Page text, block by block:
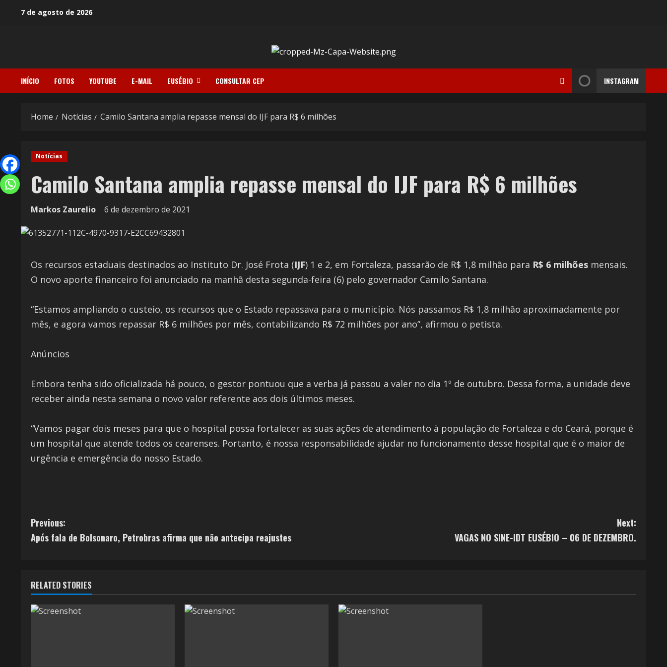
7 de agosto de 2026
INÍCIO FOTOS YOUTUBE E-MAIL EUSÉBIO CONSULTAR CEP INSTAGRAM
Home Notícias Camilo Santana amplia repasse mensal do IJF para R$ 6 milhões
Notícias
Camilo Santana amplia repasse mensal do IJF para R$ 6 milhões
Markos Zaurelio 6 de dezembro de 2021
Os recursos estaduais destinados ao Instituto Dr. José Frota (IJF) 1 e 2, em Fortaleza, passarão de R$ 1,8 milhão para R$ 6 milhões mensais.
O novo aporte financeiro foi anunciado na manhã desta segunda-feira (6) pelo governador Camilo Santana.
“Estamos ampliando o custeio, os recursos que o Estado repassava para o município. Nós passamos R$ 1,8 milhão aproximadamente por
mês, e agora vamos repassar R$ 6 milhões por mês, contabilizando R$ 72 milhões por ano”, afirmou o petista.
Anúncios
Embora tenha sido oficializada há pouco, o gestor pontuou que a verba já passou a valer no dia 1º de outubro. Dessa forma, a unidade deve
receber ainda nesta semana o novo valor referente aos dois últimos meses.
“Vamos pagar dois meses para que o hospital possa fortalecer as suas ações de atendimento à população de Fortaleza e do Ceará, porque é
um hospital que atende todos os cearenses. Portanto, é nossa responsabilidade ajudar no funcionamento desse hospital que é o maior de
urgência e emergência do nosso Estado.
Previous:
Após fala de Bolsonaro, Petrobras afirma que não antecipa reajustes
Next:
VAGAS NO SINE-IDT EUSÉBIO – 06 DE DEZEMBRO.
RELATED STORIES